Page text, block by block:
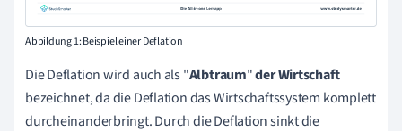
Abbildung 1: Beispiel einerDeflation
Die Deflation wird auch als "Albtraum"derWirtschaft
bezeichnet, da die Deflation das Wirtschaftssystem komplett
durcheinanderbringt. Durch die Deflation sinkt die